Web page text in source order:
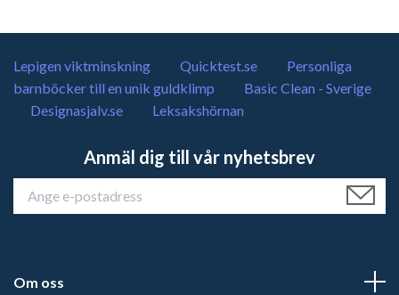
Lepigen viktminskning Quicktest.se
Personliga
barnböcker till en unik guldklimp
Basic Clean - Sverige
Designasjalv.se
Leksakshörnan
Anmäl dig till vår nyhetsbrev
Om oss